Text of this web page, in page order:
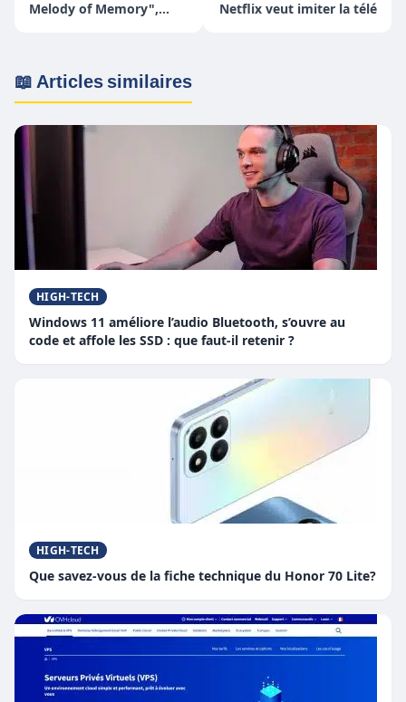
Melody of Memory",
Netflix veut imiter la télé
📖 Articles similaires
HIGH-TECH
Windows 11 améliore l’audio Bluetooth, s’ouvre au
code et affole les SSD : que faut-il retenir ?
HIGH-TECH
Que savez-vous de la fiche technique du Honor 70 Lite?